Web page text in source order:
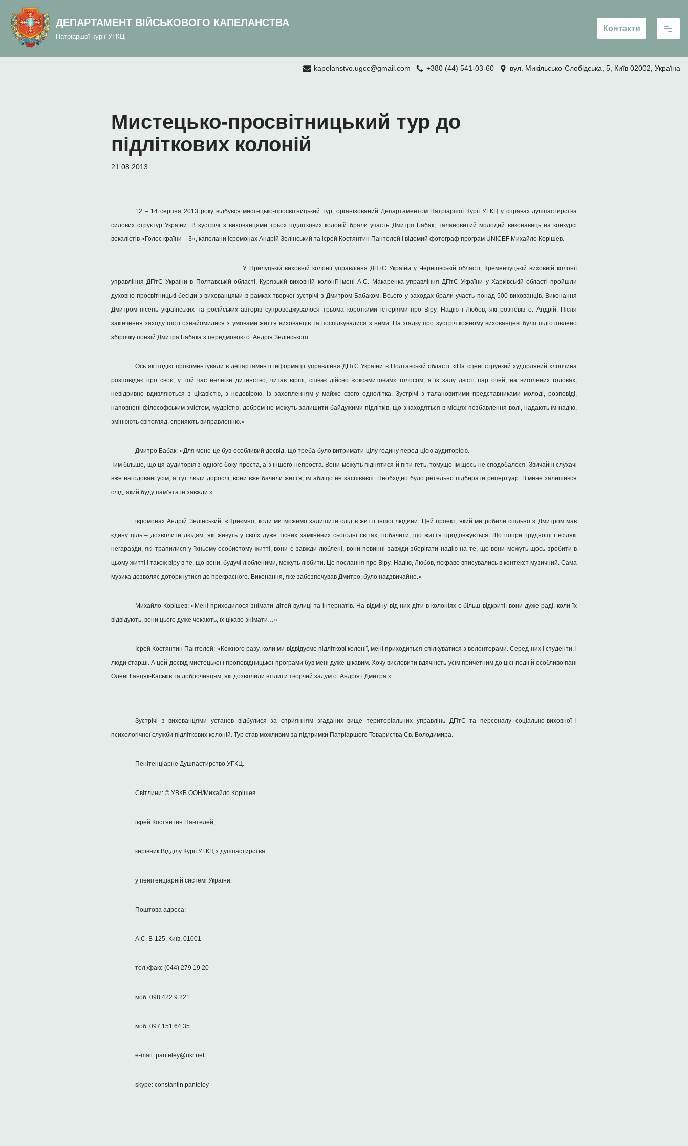
вмісту
Перейти
вмісту
ДЕПАРТАМЕНТ ВІЙСЬКОВОГО КАПЕЛАНСТВА
Патріаршої курії УГКЦ
Контакти
kapelanstvo.ugcc@gmail.com +380 (44) 541-03-60 вул. Микільсько-Слобідська, 5, Київ 02002, Україна
Мистецько-просвітницький тур до
підліткових колоній
21.08.2013
12 – 14 серпня 2013 року відбувся мистецько-просвітницький тур, організований Департаментом Патріаршої Курії УГКЦ у справах душпастирства
силових структур України. В зустрічі з вихованцями трьох підліткових колоній брали участь Дмитро Бабак, талановитий молодий виконавець на конкурсі
вокалістів «Голос країни – 3», капелани ієромонах Андрій Зелінський та ієрей Костянтин Пантелей і відомий фотограф програм UNICEF Михайло Корішев.
У Прилуцькій виховній колонії управління ДПтС України у Чернігівській області, Кременчуцькій виховній колонії
управління ДПтС України в Полтавській області, Курязькій виховній колонії імені А.С. Макаренка управління ДПтС України у Харківській області пройшли
духовно-просвітницькі бесіди з вихованцями в рамках творчої зустрічі з Дмитром Бабаком. Всього у заходах брали участь понад 500 вихованців. Виконання
Дмитром пісень українських та російських авторів супроводжувалося трьома короткими історіями про Віру, Надію і Любов, які розповів о. Андрій. Після
закінчення заходу гості ознайомилися з умовами життя вихованців та поспілкувалися з ними. На згадку про зустріч кожному вихованцеві було підготовлено
збірочку поезій Дмитра Бабака з передмовою о. Андрія Зелінського.
Ось як подію прокоментували в департаменті інформації управління ДПтС України в Полтавській області: «На сцені стрункий худорлявий хлопчина
розповідає про своє, у той час нелегке дитинство, читає вірші, співає дійсно «оксамитовим» голосом, а із залу двісті пар очей, на виголених головах,
невідривно вдивляються з цікавістю, з недовірою, із захопленням у майже свого однолітка. Зустрічі з талановитими представниками молоді, розповіді,
наповнені філософським змістом, мудрістю, добром не можуть залишити байдужими підлітків, що знаходяться в місцях позбавлення волі, надають їм надію,
змінюють світогляд, сприяють виправленню.»
Дмитро Бабак: «Для мене це був особливий досвід, що треба було витримати цілу годину перед цією аудиторією.
Тим більше, що ця аудиторія з одного боку проста, а з іншого непроста. Вони можуть піднятися й піти геть, томущо їм щось не сподобалося. Звичайні слухачі
вже нагодовані усім, а тут люди дорослі, вони вже бачили життя, їм абищо не заспіваєш. Необхідно було ретельно підбирати репертуар. В мене залишився
слід, який буду пам’ятати завжди.»
ієромонах Андрій Зелінський: «Приємно, коли ми можемо залишити слід в житті іншої людини. Цей проект, який ми робили спільно з Дмитром мав
єдину ціль – дозволити людям, які живуть у своїх дуже тісних замкнених сьогодні світах, побачити, що життя продовжується. Що попри труднощі і всілякі
негаразди, які трапилися у їхньому особистому житті, вони є завжди люблені, вони повинні завжди зберігати надію на те, що вони можуть щось зробити в
цьому житті і також віру в те, що вони, будучі любленими, можуть любити. Це послання про Віру, Надію, Любов, яскраво вписувались в контекст музичний. Сама
музика дозволяє доторкнутися до прекрасного. Виконання, яке забезпечував Дмитро, було надзвичайне.»
Михайло Корішев: «Мені приходилося знімати дітей вулиці та інтернатів. На відміну від них діти в колоніях є більш відкриті, вони дуже раді, коли їх
відвідують, вони цього дуже чекають, їх цікаво знімати…»
Ієрей Костянтин Пантелей: «Кожного разу, коли ми відвідуємо підліткові колонії, мені приходиться спілкуватися з волонтерами. Серед них і студенти, і
люди старші. А цей досвід мистецької і проповідницької програми був мені дуже цікавим. Хочу висловити вдячність усім причетним до цієї події й особливо пані
Олені Ганцяк-Каськів та доброчинцям, які дозволили втілити творчий задум о. Андрія і Дмитра.»
Зустрічі з вихованцями установ відбулися за сприянням згаданих вище територіальних управлінь ДПтС та персоналу соціально-виховної і
психологічної служби підліткових колоній. Тур став можливим за підтримки Патріаршого Товариства Св. Володимира.
Пенітенціарне Душпастирство УГКЦ.
Світлини: © УВКБ ООН/Михайло Корішев
ієрей Костянтин Пантелей,
керівник Відділу Курії УГКЦ з душпастирства
у пенітенціарній системі України.
Поштова адреса:
А.С. В-125, Київ, 01001
тел./факс (044) 279 19 20
моб. 098 422 9 221
моб. 097 151 64 35
e-mail: panteley@ukr.net
skype: constantin.panteley